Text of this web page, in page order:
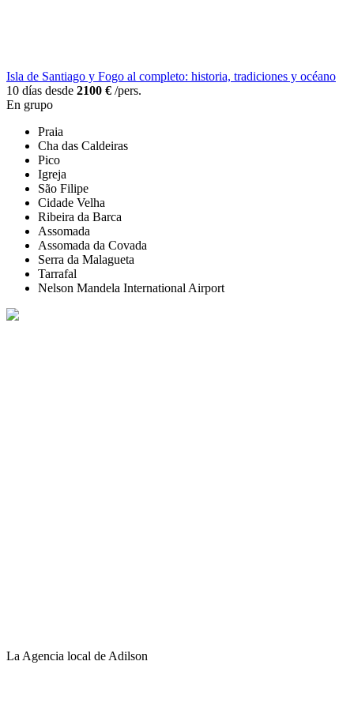
Isla de Santiago y Fogo al completo: historia, tradiciones y océano
10 días desde 2100 € /pers.
En grupo
Praia
Cha das Caldeiras
Pico
Igreja
São Filipe
Cidade Velha
Ribeira da Barca
Assomada
Assomada da Covada
Serra da Malagueta
Tarrafal
Nelson Mandela International Airport
La Agencia local de Adilson